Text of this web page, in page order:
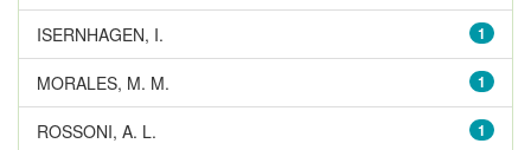
1
ISERNHAGEN, I.
1
MORALES, M. M.
1
ROSSONI, A. L.